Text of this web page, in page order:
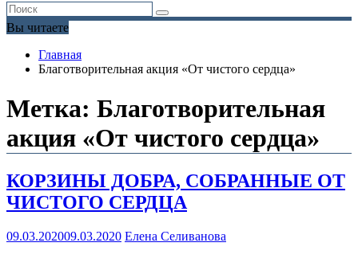
Вы читаете
Главная
Благотворительная акция «От чистого сердца»
Метка: Благотворительная
акция «От чистого сердца»
КОРЗИНЫ ДОБРА, СОБРАННЫЕ ОТ
ЧИСТОГО СЕРДЦА
09.03.202009.03.2020 Елена Селиванова